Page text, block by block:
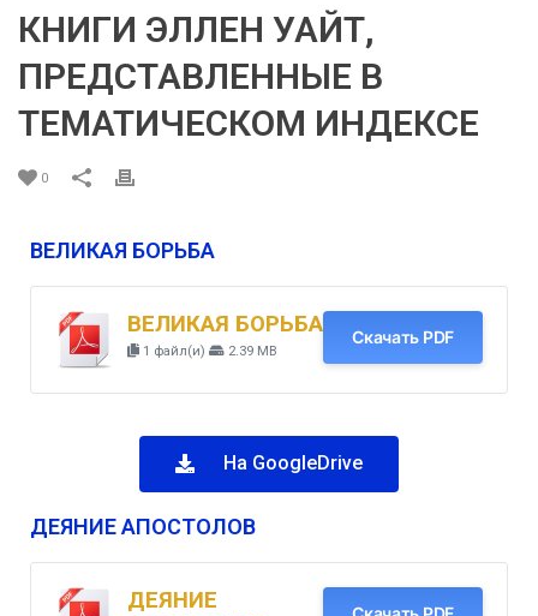
КНИГИ ЭЛЛЕН УАЙТ,
ПРЕДСТАВЛЕННЫЕ В
ТЕМАТИЧЕСКОМ ИНДЕКСЕ
0
ВЕЛИКАЯ БОРЬБА
ВЕЛИКАЯ БОРЬБА
1 файл(и) 2.39 MB
Скачать PDF
На GoogleDrive
ДЕЯНИЕ АПОСТОЛОВ
ДЕЯНИЕ